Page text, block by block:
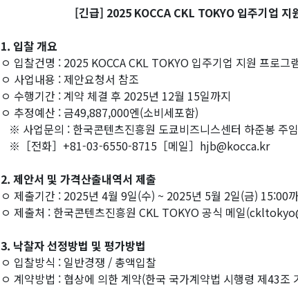
[긴급] 2025 KOCCA CKL TOKYO 입주기업 지
1. 입찰 개요
ㅇ 입찰건명 : 2025 KOCCA CKL TOKYO 입주기업 지원 프로그
ㅇ 사업내용 : 제안요청서 참조
ㅇ 수행기간 : 계약 체결 후 2025년 12월 15일까지
ㅇ 추정예산 : 금49,887,000엔(소비세포함)
※ 사업문의 : 한국콘텐츠진흥원 도쿄비즈니스센터 하준봉 주임
※［전화］+81-03-6550-8715［메일］hjb@kocca.kr
2. 제안서 및 가격산출내역서 제출
ㅇ 제출기간 : 2025년 4월 9일(수) ~ 2025년 5월 2일(금) 15:00
ㅇ 제출처 : 한국콘텐츠진흥원 CKL TOKYO 공식 메일
3. 낙찰자 선정방법 및 평가방법
ㅇ 입찰방식 : 일반경쟁 / 총액입찰
ㅇ 계약방법 : 협상에 의한 계약(한국 국가계약법 시행령 제43조